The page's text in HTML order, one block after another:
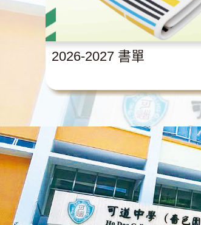
2026-2027 書單